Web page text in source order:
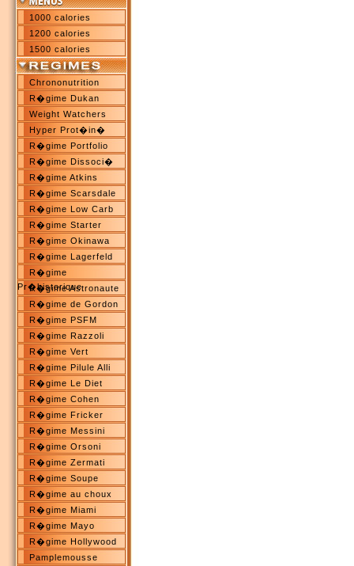
1000 calories
1200 calories
1500 calories
Chrononutrition
R�gime Dukan
Weight Watchers
Hyper Prot�in�
R�gime Portfolio
R�gime Dissoci�
R�gime Atkins
R�gime Scarsdale
R�gime Low Carb
R�gime Starter
R�gime Okinawa
R�gime Lagerfeld
R�gime
Pr�historique
R�gime Astronaute
R�gime de Gordon
R�gime PSFM
R�gime Razzoli
R�gime Vert
R�gime Pilule Alli
R�gime Le Diet
R�gime Cohen
R�gime Fricker
R�gime Messini
R�gime Orsoni
R�gime Zermati
R�gime Soupe
R�gime au choux
R�gime Miami
R�gime Mayo
R�gime Hollywood
Pamplemousse